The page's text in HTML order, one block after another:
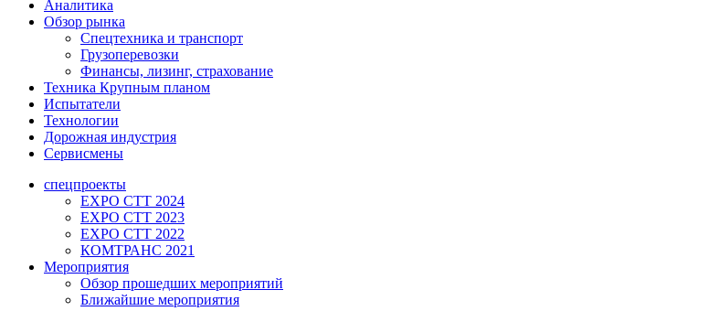
Аналитика
Обзор рынка
Спецтехника и транспорт
Грузоперевозки
Финансы, лизинг, страхование
Техника Крупным планом
Испытатели
Технологии
Дорожная индустрия
Сервисмены
спецпроекты
EXPO CTT 2024
EXPO CTT 2023
EXPO CTT 2022
КОМТРАНС 2021
Мероприятия
Обзор прошедших мероприятий
Ближайшие мероприятия